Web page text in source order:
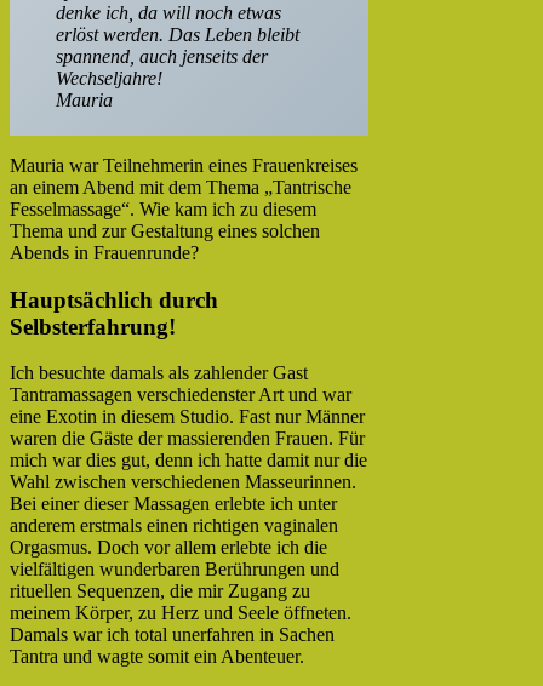
denke ich, da will noch etwas
erlöst werden. Das Leben bleibt
spannend, auch jenseits der
Wechseljahre!
Mauria
Mauria war Teilnehmerin eines Frauenkreises
an einem Abend mit dem Thema „Tantrische
Fesselmassage“. Wie kam ich zu diesem
Thema und zur Gestaltung eines solchen
Abends in Frauenrunde?
Hauptsächlich durch
Selbsterfahrung!
Ich besuchte damals als zahlender Gast
Tantramassagen verschiedenster Art und war
eine Exotin in diesem Studio. Fast nur Männer
waren die Gäste der massierenden Frauen. Für
mich war dies gut, denn ich hatte damit nur die
Wahl zwischen verschiedenen Masseurinnen.
Bei einer dieser Massagen erlebte ich unter
anderem erstmals einen richtigen vaginalen
Orgasmus. Doch vor allem erlebte ich die
vielfältigen wunderbaren Berührungen und
rituellen Sequenzen, die mir Zugang zu
meinem Körper, zu Herz und Seele öffneten.
Damals war ich total unerfahren in Sachen
Tantra und wagte somit ein Abenteuer.